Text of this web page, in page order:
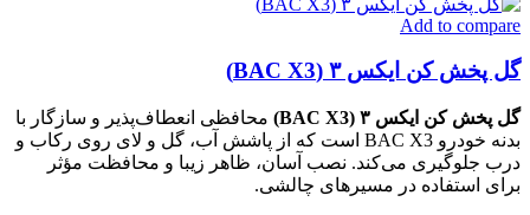
Add to compare
گل پخش کن ایکس ۳ (BAC X3)
گل پخش کن ایکس ۳ (BAC X3)
محافظی انعطاف‌پذیر و سازگار با
بدنه خودرو BAC X3 است که از پاشش آب، گل و لای روی رکاب و
درب جلوگیری می‌کند. نصب آسان، ظاهر زیبا و محافظت مؤثر
برای استفاده در مسیرهای چالشی.